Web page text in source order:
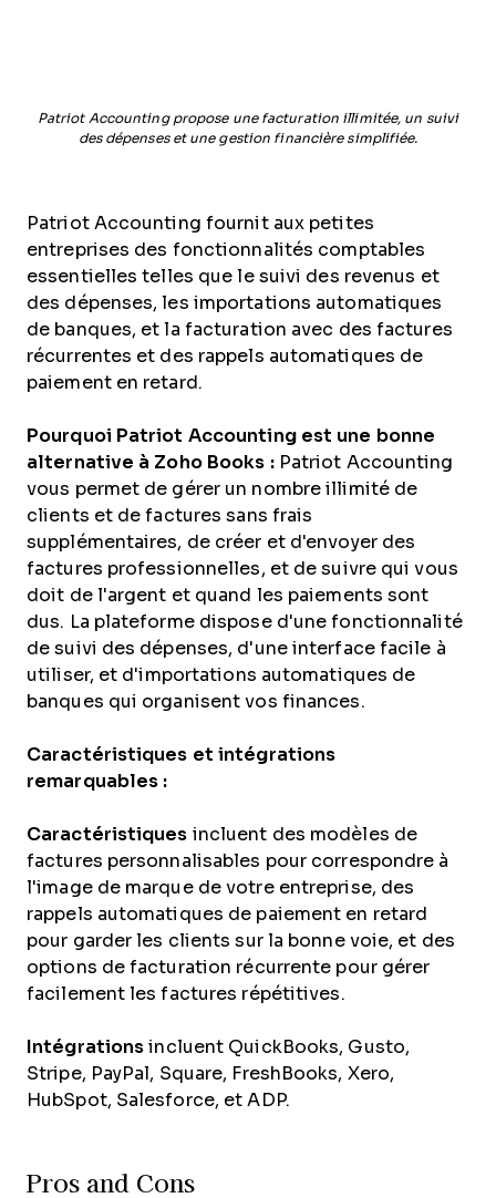
Patriot Accounting propose une facturation illimitée, un suivi
des dépenses et une gestion financière simplifiée.
Patriot Accounting fournit aux petites
entreprises des fonctionnalités comptables
essentielles telles que le suivi des revenus et
des dépenses, les importations automatiques
de banques, et la facturation avec des factures
récurrentes et des rappels automatiques de
paiement en retard.
Pourquoi Patriot Accounting est une bonne
alternative à Zoho Books :Patriot Accounting
vous permet de gérer un nombre illimité de
clients et de factures sans frais
supplémentaires, de créer et d'envoyer des
factures professionnelles, et de suivre qui vous
doit de l'argent et quand les paiements sont
dus. La plateforme dispose d'une fonctionnalité
de suivi des dépenses, d'une interface facile à
utiliser, et d'importations automatiques de
banques qui organisent vos finances.
Caractéristiques et intégrations
remarquables :
Caractéristiques incluent des modèles de
factures personnalisables pour correspondre à
l'image de marque de votre entreprise, des
rappels automatiques de paiement en retard
pour garder les clients sur la bonne voie, et des
options de facturation récurrente pour gérer
facilement les factures répétitives.
Intégrationsincluent QuickBooks, Gusto,
Stripe, PayPal, Square, FreshBooks, Xero,
HubSpot, Salesforce, et ADP.
Pros and Cons